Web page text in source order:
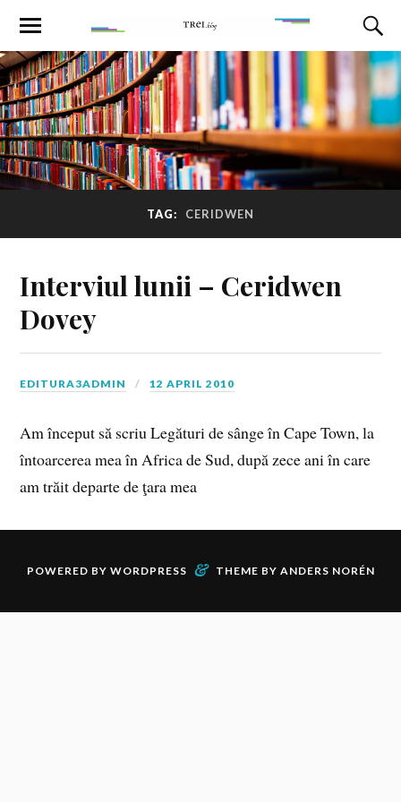
TAG: CERIDWEN
Interviul lunii – Ceridwen
Dovey
EDITURA3ADMIN 12 APRIL 2010
Am început să scriu Legături de sânge în Cape Town, la
întoarcerea mea în Africa de Sud, după zece ani în care
am trăit departe de ţara mea
POWERED BY WORDPRESS & THEME BY ANDERS NORÉN